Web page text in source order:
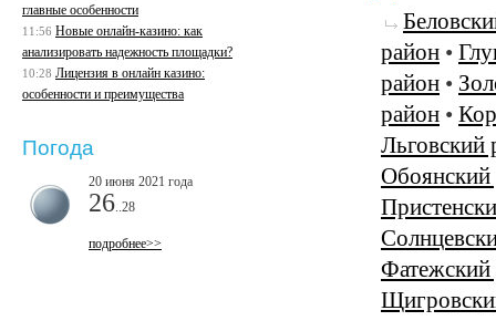
район •
район •
район •
Льговский
Обоянский
Фатежский
главные особенности
11:56 Новые онлайн-казино: как
анализировать надежность площадки?
10:28 Лицензия в онлайн казино:
особенности и преимущества
Погода
20 июня 2021 года
26 ..28
подробнее>>